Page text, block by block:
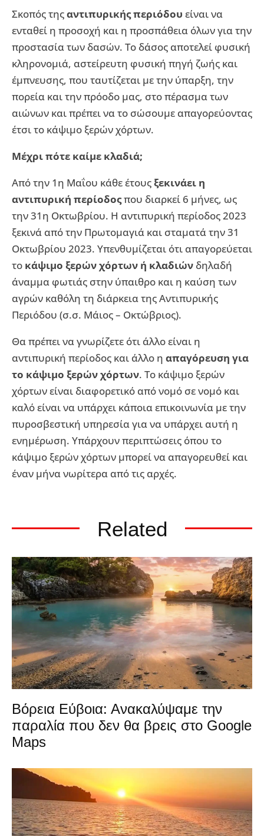
Σκοπός τηςαντιπυρικής περιόδου είναι να
ενταθεί η προσοχή και η προσπάθεια όλων για την
προστασία των δασών. Το δάσος αποτελεί φυσική
κληρονομιά, αστείρευτη φυσική πηγή ζωής και
έμπνευσης, που ταυτίζεται με την ύπαρξη, την
πορεία και την πρόοδο μας, στο πέρασμα των
αιώνων και πρέπει να το σώσουμε απαγορεύοντας
έτσι το κάψιμο ξερών χόρτων.
Μέχρι πότε καίμε κλαδιά;
Από την 1η Μαΐου κάθε έτουςξεκινάει η
αντιπυρική περίοδοςπου διαρκεί 6 μήνες, ως
την 31η Οκτωβρίου. Η αντιπυρική περίοδος 2023
ξεκινά από την Πρωτομαγιά και σταματά την 31
Οκτωβρίου 2023. Υπενθυμίζεται ότι απαγορεύεται
το κάψιμο ξερών χόρτων ή κλαδιών δηλαδή
άναμμα φωτιάς στην ύπαιθρο και η καύση των
αγρών καθόλη τη διάρκεια της Αντιπυρικής
Περιόδου (σ.σ. Μάιος – Οκτώβριος).
Θα πρέπει να γνωρίζετε ότι άλλο είναι η
αντιπυρική περίοδος και άλλο η απαγόρευση για
το κάψιμο ξερών χόρτων. Το κάψιμο ξερών
χόρτων είναι διαφορετικό από νομό σε νομό και
καλό είναι να υπάρχει κάποια επικοινωνία με την
πυροσβεστική υπηρεσία για να υπάρχει αυτή η
ενημέρωση. Υπάρχουν περιπτώσεις όπου το
κάψιμο ξερών χόρτων μπορεί να απαγορευθεί και
έναν μήνα νωρίτερα από τις αρχές.
Related
Βόρεια Εύβοια: Ανακαλύψαμε την
παραλία που δεν θα βρεις στο Google
Maps